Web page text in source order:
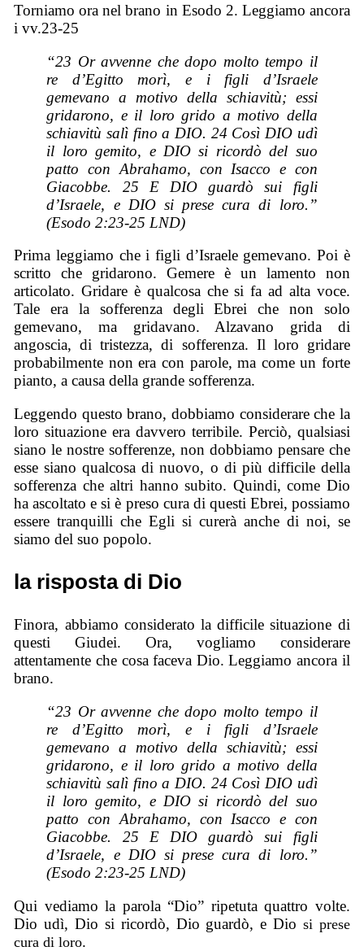
Torniamo ora nel brano in Esodo 2. Leggiamo ancora
i vv.23-25
“23 Or avvenne che dopo molto tempo il
re d’Egitto morì, e i figli d’Israele
gemevano a motivo della schiavitù; essi
gridarono, e il loro grido a motivo della
schiavitù salì fino a DIO. 24 Così DIO udì
il loro gemito, e DIO si ricordò del suo
patto con Abrahamo, con Isacco e con
Giacobbe. 25 E DIO guardò sui figli
d’Israele, e DIO si prese cura di loro.”
(Esodo 2:23-25 LND)
Prima leggiamo che i figli d’Israele gemevano. Poi è
scritto che gridarono. Gemere è un lamento non
articolato. Gridare è qualcosa che si fa ad alta voce.
Tale era la sofferenza degli Ebrei che non solo
gemevano, ma gridavano. Alzavano grida di
angoscia, di tristezza, di sofferenza. Il loro gridare
probabilmente non era con parole, ma come un forte
pianto, a causa della grande sofferenza.
Leggendo questo brano, dobbiamo considerare che la
loro situazione era davvero terribile. Perciò, qualsiasi
siano le nostre sofferenze, non dobbiamo pensare che
esse siano qualcosa di nuovo, o di più difficile della
sofferenza che altri hanno subito. Quindi, come Dio
ha ascoltato e si è preso cura di questi Ebrei, possiamo
essere tranquilli che Egli si curerà anche di noi, se
siamo del suo popolo.
la risposta di Dio
Finora, abbiamo considerato la difficile situazione di
questi Giudei. Ora, vogliamo considerare
attentamente che cosa faceva Dio. Leggiamo ancora il
brano.
“23 Or avvenne che dopo molto tempo il
re d’Egitto morì, e i figli d’Israele
gemevano a motivo della schiavitù; essi
gridarono, e il loro grido a motivo della
schiavitù salì fino a DIO. 24 Così DIO udì
il loro gemito, e DIO si ricordò del suo
patto con Abrahamo, con Isacco e con
Giacobbe. 25 E DIO guardò sui figli
d’Israele, e DIO si prese cura di loro.”
(Esodo 2:23-25 LND)
Qui vediamo la parola “Dio” ripetuta quattro volte.
Dio udì, Dio si ricordò, Dio guardò, e Dio si prese
cura di loro.